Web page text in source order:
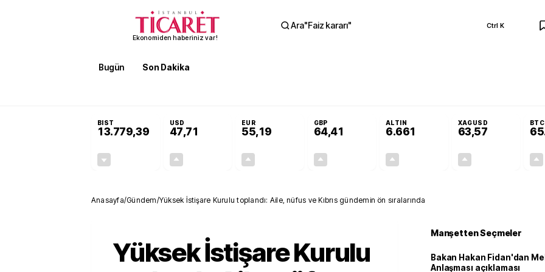
Ekonomiden haberiniz var!
Ara"Faiz kararı" Ctrl K
Bugün Son Dakika
BIST
13.779,39
USD
47,71
EUR
55,19
GBP
64,41
ALTIN
6.661
XAGUSD
63,57
BTC
Anasayfa/Gündem/Yüksek İstişare Kurulu toplandı: Aile, nüfus ve Kıbrıs gündemin ön sıralarında
Yüksek İstişare Kurulu
Manşetten Seçmeler
Bakan Hakan Fidan'dan
Anlaşması açıklaması